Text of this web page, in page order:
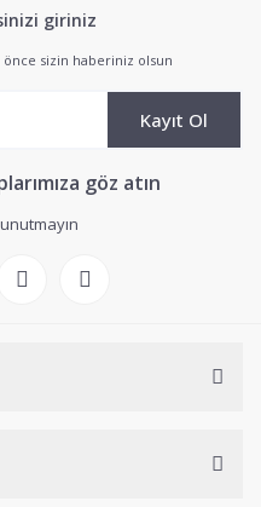
giriniz
sizin haberiniz olsun
Kayıt Ol
göz atın